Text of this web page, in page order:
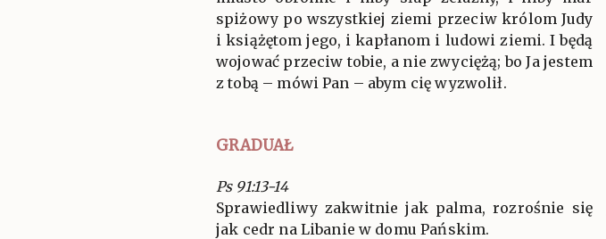
spiżowy po wszystkiej ziemi przeciw królom Judy
i książętom jego, i kapłanom i ludowi ziemi. I będą
wojować przeciw tobie, a nie zwyciężą; bo Ja jestem
z tobą – mówi Pan – abym cię wyzwolił.
GRADUAŁ
Ps 91:13-14
Sprawiedliwy zakwitnie jak palma, rozrośnie się
jak cedr na Libanie w domu Pańskim.